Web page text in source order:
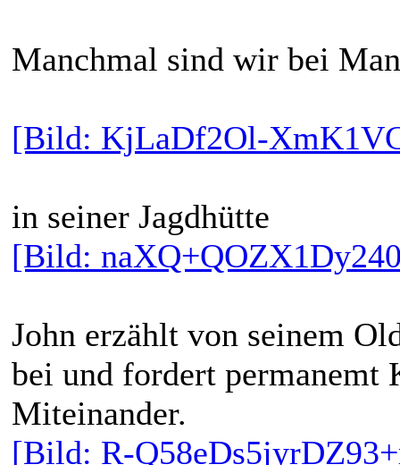
Manchmal sind wir bei
[Bild: KjLaDf2Ol-
in seiner Jagdhütte
[Bild:
John erzählt von seinem
bei und fordert
Miteinander.
[Bild: R-